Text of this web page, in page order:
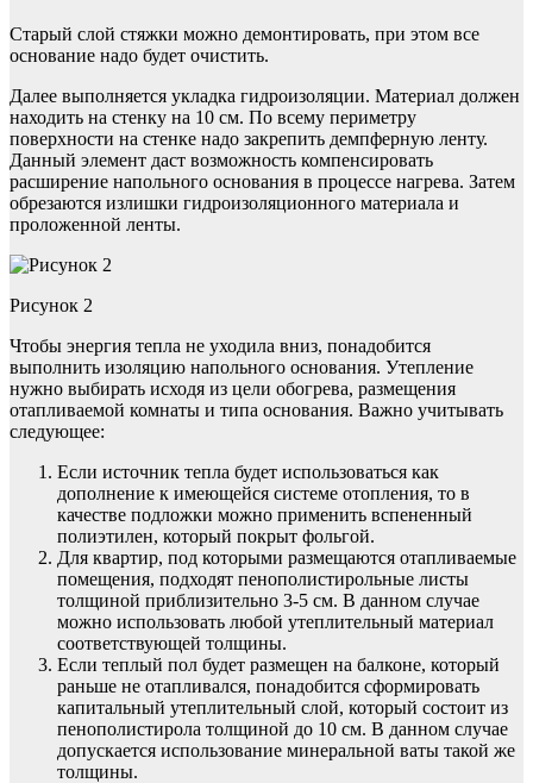
Старый слой стяжки можно демонтировать, при этом все
основание надо будет очистить.
Далее выполняется укладка гидроизоляции. Материал должен
находить на стенку на 10 см. По всему периметру
поверхности на стенке надо закрепить демпферную ленту.
Данный элемент даст возможность компенсировать
расширение напольного основания в процессе нагрева. Затем
обрезаются излишки гидроизоляционного материала и
проложенной ленты.
Рисунок 2
Чтобы энергия тепла не уходила вниз, понадобится
выполнить изоляцию напольного основания. Утепление
нужно выбирать исходя из цели обогрева, размещения
отапливаемой комнаты и типа основания. Важно учитывать
следующее:
Если источник тепла будет использоваться как
дополнение к имеющейся системе отопления, то в
качестве подложки можно применить вспененный
полиэтилен, который покрыт фольгой.
Для квартир, под которыми размещаются отапливаемые
помещения, подходят пенополистирольные листы
толщиной приблизительно 3-5 см. В данном случае
можно использовать любой утеплительный материал
соответствующей толщины.
Если теплый пол будет размещен на балконе, который
раньше не отапливался, понадобится сформировать
капитальный утеплительный слой, который состоит из
пенополистирола толщиной до 10 см. В данном случае
допускается использование минеральной ваты такой же
толщины.